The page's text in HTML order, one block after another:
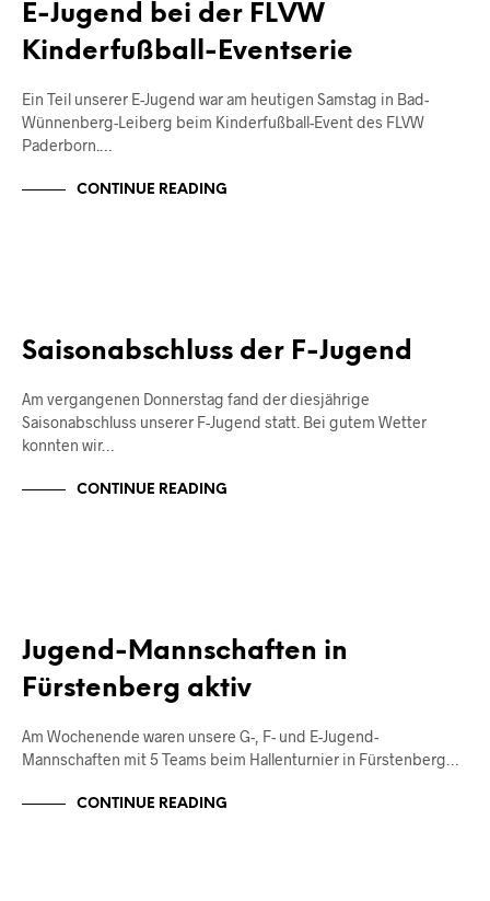
E-Jugend bei der FLVW
Kinderfußball-Eventserie
Ein Teil unserer E-Jugend war am heutigen Samstag in Bad-
Wünnenberg-Leiberg beim Kinderfußball-Event des FLVW
Paderborn.…
CONTINUE READING
Saisonabschluss der F-Jugend
Am vergangenen Donnerstag fand der diesjährige
Saisonabschluss unserer F-Jugend statt. Bei gutem Wetter
konnten wir…
CONTINUE READING
Jugend-Mannschaften in
Fürstenberg aktiv
Am Wochenende waren unsere G-, F- und E-Jugend-
Mannschaften mit 5 Teams beim Hallenturnier in Fürstenberg…
CONTINUE READING